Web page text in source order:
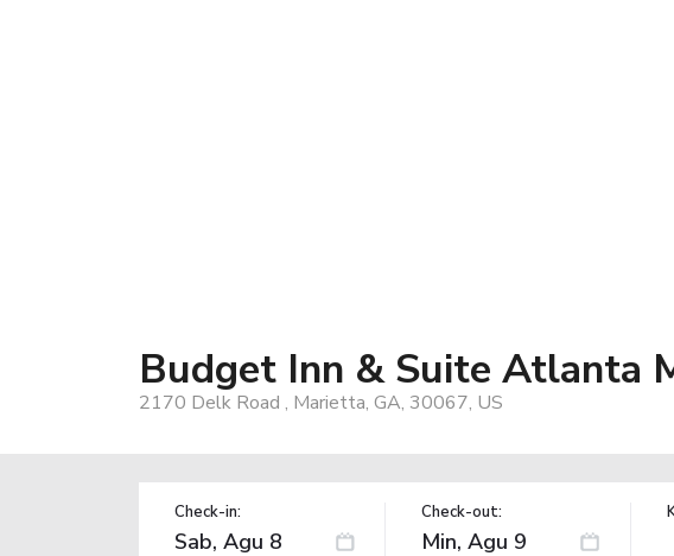
Budget Inn & Suite Atlanta
2170 Delk Road , Marietta, GA, 30067, US
Check-in: Check-out: